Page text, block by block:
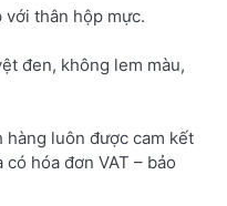
thân hộp mực.
đen, không lem màu,
hàng luôn được cam kết
hóa đơn VAT – bảo